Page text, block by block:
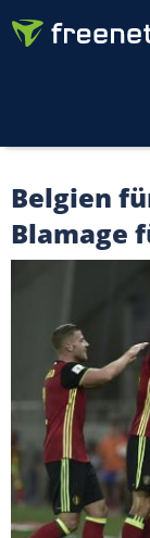
Belgien
Blamage